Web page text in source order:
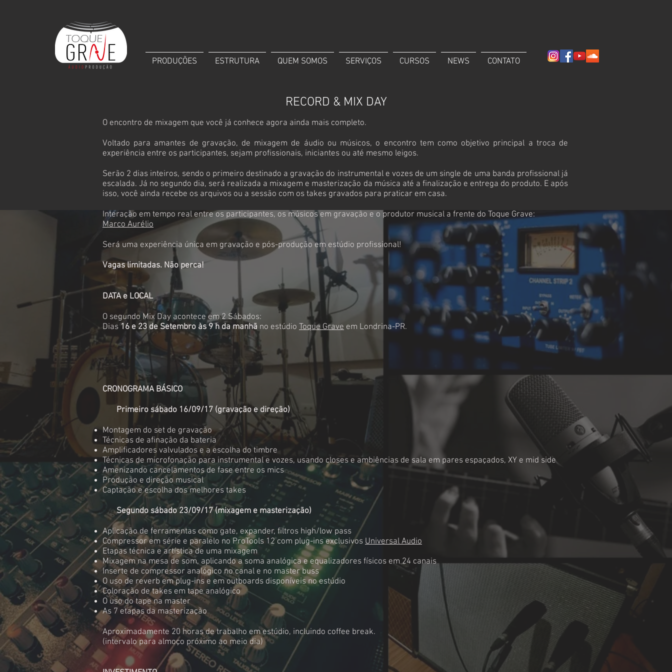
PRODUÇÕES ESTRUTURA QUEM SOMOS SERVIÇOS CURSOS NEWS CONTATO
RECORD & MIX DAY
O encontro de mixagem que você já conhece agora ainda mais completo.
Voltado para amantes de gravação, de mixagem de áudio ou músicos, o encontro tem como objetivo principal a troca de
experiência entre os participantes, sejam profissionais, iniciantes ou até mesmo leigos.
Serão 2 dias inteiros, sendo o primeiro destinado a gravação do instrumental e vozes de um single de uma banda profissional já
escalada. Já no segundo dia, será realizada a mixagem e masterização da música até a finalização e entrega do produto. E após
isso, você ainda recebe os arquivos ou a sessão com os takes gravados para praticar em casa.
Interação em tempo real entre os participantes, os músicos em gravação e o produtor musical a frente do Toque Grave:
Marco Aurélio
Será uma experiência única em gravação e pós-produção em estúdio profissional!
Vagas limitadas. Não perca!
DATA e LOCAL
O segundo Mix Day acontece em 2 Sábados:
Dias 16 e 23 de Setembro às 9 h da manhã no estúdio Toque Grave em Londrina-PR.
CRONOGRAMA BÁSICO
Primeiro sábado 16/09/17 (gravação e direção)
Montagem do set de gravação
Técnicas de afinação da bateria
Amplificadores valvulados e a escolha do timbre
Técnicas de microfonação para instrumental e vozes, usando closes e ambiências de sala em pares espaçados, XY e mid side
Amenizando cancelamentos de fase entre os mics
Produção e direção musical
Captação e escolha dos melhores takes
Segundo sábado 23/09/17 (mixagem e masterização)
Aplicação de ferramentas como gate, expander, filtros high/low pass
Compressor em série e paralelo no ProTools 12 com plug-ins exclusivos Universal Audio
Etapas técnica e artística de uma mixagem
Mixagem na mesa de som, aplicando a soma analógica e equalizadores físicos em 24 canais
Inserte de compressor analógico no canal e no master buss
O uso de reverb em plug-ins e em outboards disponíveis no estúdio
Coloração de takes em tape analógico
O uso do tape na master
As 7 etapas da masterização
Aproximadamente 20 horas de trabalho em estúdio, incluindo coffee break.
(intervalo para almoço próximo ao meio dia)